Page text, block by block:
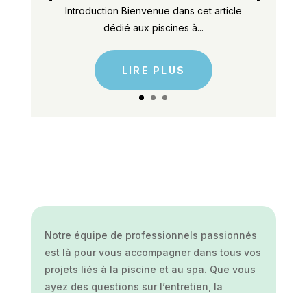
Introduction Bienvenue dans cet article
dédié aux piscines à...
LIRE PLUS
Notre équipe de professionnels passionnés
est là pour vous accompagner dans tous vos
projets liés à la piscine et au spa. Que vous
ayez des questions sur l’entretien, la